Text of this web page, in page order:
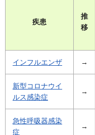
疾患
推
移
インフルエンザ →
新型コロナウイ
ルス感染症
→
急性呼吸器感染
症
→